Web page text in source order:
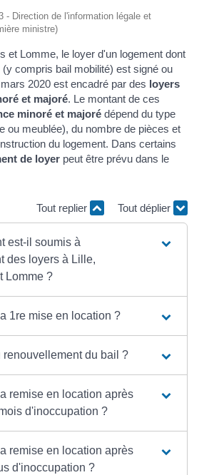
- Direction de l'information légale et
ministre)
et Lomme, le loyer d'un logement dont
(y compris bail mobilité) est signé ou
2020 est encadré par des loyers
et majoré. Le montant de ces
minoré et majorédépend du type
ou meublée), du nombre de pièces et
du logement. Dans certains
de loyer peut être prévu dans le
Tout replier Tout déplier
est-il soumis à
des loyers à Lille,
Lomme ?
1re mise en location ?
renouvellement du bail ?
remise en location après
d'inoccupation ?
remise en location après
d'inoccupation ?